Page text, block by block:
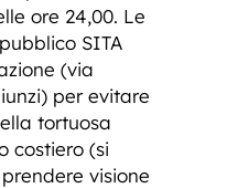
ore 24,00. Le
SITA
(via
per evitare
tortuosa
costiero (si
visione